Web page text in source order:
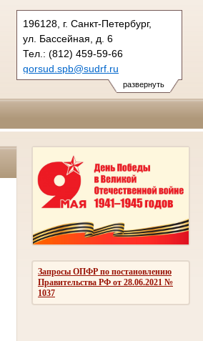
развернуть
196128, г. Санкт-Петербург,
ул. Бассейная, д. 6
Тел.: (812) 459-59-66
gorsud.spb@sudrf.ru
показать на карте
Запросы ОПФР по постановлению
Правительства РФ от 28.06.2021 №
1037